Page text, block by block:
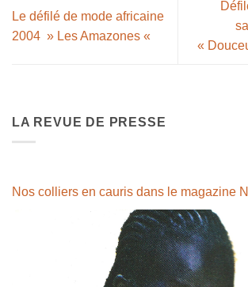
Le défilé de mode africaine
2004 » Les Amazones «
«
LA REVUE DE PRESSE
Nos colliers en cauris dans le magazine